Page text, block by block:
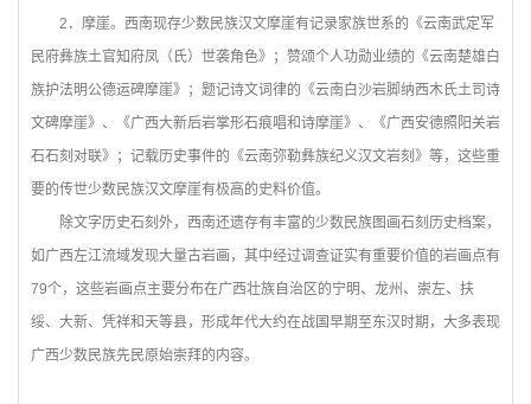
2 ．摩崖。西南现存少数民族汉文摩崖有记录家族世系的《云南武定军
民府彝族土官知府凤（氏）世袭角色》；赞颂个人功勋业绩的《云南楚雄白
族护法明公德运碑摩崖》；题记诗文词律的《云南白沙岩脚纳西木氏土司诗
文碑摩崖》、《广西大新后岩掌形石痕唱和诗摩崖》、《广西安德照阳关岩
石石刻对联》；记载历史事件的《云南弥勒彝族纪义汉文岩刻》等，这些重
要的传世少数民族汉文摩崖有极高的史料价值。
除文字历史石刻外，西南还遗存有丰富的少数民族图画石刻历史档案，
如广西左江流域发现大量古岩画，其中经过调查证实有重要价值的岩画点有
79个，这些岩画点主要分布在广西壮族自治区的宁明、龙州、崇左、扶
绥、大新、凭祥和天等县，形成年代大约在战国早期至东汉时期，大多表现
广西少数民族先民原始崇拜的内容。